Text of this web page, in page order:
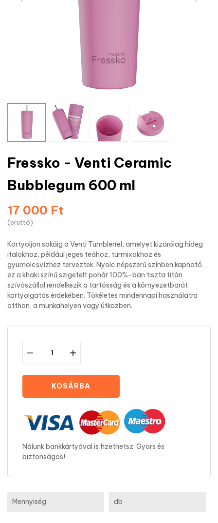
Fressko - Venti Ceramic
Bubblegum 600 ml
17 000 Ft
(bruttó)
Kortyoljon sokáig a Venti Tumblerrel, amelyet kizárólag hideg
italokhoz, például jeges teához, turmixokhoz és
gyümölcsvízhez terveztek. Nyolc népszerű színben kapható,
ez a khaki színű szigetelt pohár 100%-ban tiszta titán
szívószállal rendelkezik a tartósság és a környezetbarát
kortyolgatás érdekében. Tökéletes mindennapi használatra
otthon, a munkahelyen vagy útközben.
KOSÁRBA
Nálunk bankkártyával is fizethetsz. Gyors és
biztonságos!
Mennyiség db